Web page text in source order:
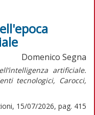
Domenico Segna
artificiale.
tecnologici, Carocci,
15/07/2026, pag. 415